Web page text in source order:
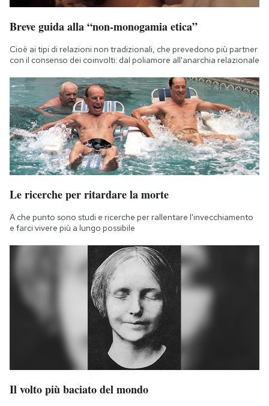
Breve guida alla “non-monogamia etica”
Cioè ai tipi di relazioni non tradizionali, che prevedono più partner
con il consenso dei coinvolti: dal poliamore all'anarchia relazionale
Le ricerche per ritardare la morte
A che punto sono studi e ricerche per rallentare l'invecchiamento
e farci vivere più a lungo possibile
Il volto più baciato del mondo